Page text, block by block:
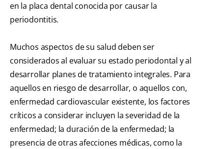
en la placa dental conocida por causar la
periodontitis.
Muchos aspectos de su salud deben ser
considerados al evaluar su estado periodontal y al
desarrollar planes de tratamiento integrales. Para
aquellos en riesgo de desarrollar, o aquellos con,
enfermedad cardiovascular existente, los factores
críticos a considerar incluyen la severidad de la
enfermedad; la duración de la enfermedad; la
presencia de otras afecciones médicas, como la